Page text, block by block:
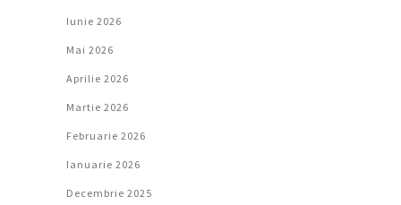
Iunie 2026
Mai 2026
Aprilie 2026
Martie 2026
Februarie 2026
Ianuarie 2026
Decembrie 2025